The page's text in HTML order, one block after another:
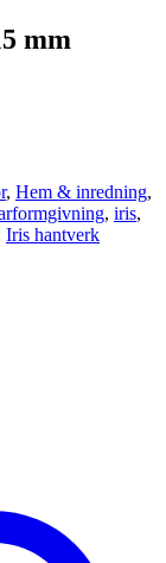
mm
, Hem & inredning,
, iris,
Iris hantverk